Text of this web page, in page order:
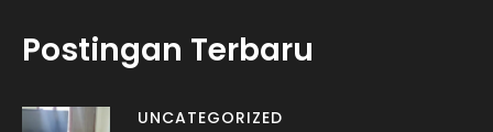
Postingan Terbaru
UNCATEGORIZED